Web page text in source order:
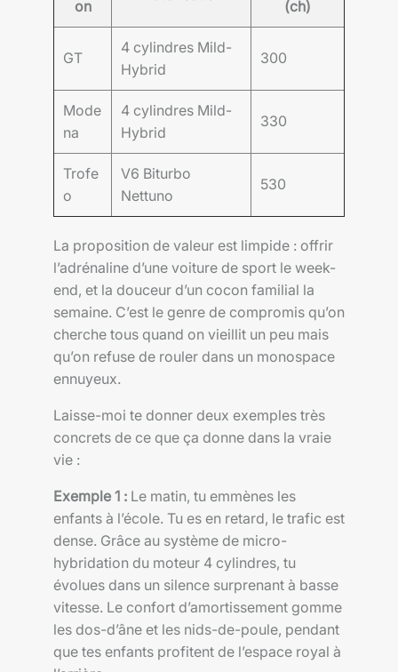
on
(ch)
GT
4 cylindres Mild-
Hybrid
300
Mode
na
4 cylindres Mild-
Hybrid
330
Trofe
o
V6 Biturbo
Nettuno
530
La proposition de valeur est limpide : offrir
l’adrénaline d’une voiture de sport le week-
end, et la douceur d’un cocon familial la
semaine. C’est le genre de compromis qu’on
cherche tous quand on vieillit un peu mais
qu’on refuse de rouler dans un monospace
ennuyeux.
Laisse-moi te donner deux exemples très
concrets de ce que ça donne dans la vraie
vie :
Exemple 1 : Le matin, tu emmènes les
enfants à l’école. Tu es en retard, le trafic est
dense. Grâce au système de micro-
hybridation du moteur 4 cylindres, tu
évolues dans un silence surprenant à basse
vitesse. Le confort d’amortissement gomme
les dos-d’âne et les nids-de-poule, pendant
que tes enfants profitent de l’espace royal à